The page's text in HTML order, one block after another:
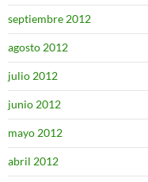
septiembre 2012
agosto 2012
julio 2012
junio 2012
mayo 2012
abril 2012